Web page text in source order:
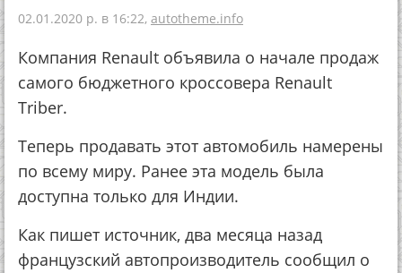
02.01.2020 р. в 16:22, autotheme.info
Компания Renault объявила о начале продаж
самого бюджетного кроссовера Renault
Triber.
Теперь продавать этот автомобиль намерены
по всему миру. Ранее эта модель была
доступна только для Индии.
Как пишет источник, два месяца назад
французский автопроизводитель сообщил о